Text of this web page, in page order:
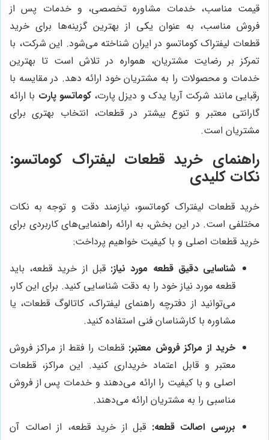
قیمت مناسب، خدمات مشاوره تخصصی، و خدمات پس از
فروش مناسب، به عنوان یکی از بهترین گزینه‌ها برای خرید
قطعات لیفتراک کوماتسو در ایران شناخته می‌شود. این شرکت، با
تمرکز بر رضایت مشتریان، همواره در تلاش است تا بهترین
خدمات و محصولات را به مشتریان خود ارائه دهد. در مقایسه با
رقبایی مانند شرکت آریا یدک و دیزل پارت،کوماتسو پارت با ارائه
گارانتی معتبر و تنوع بیشتر در قطعات، انتخاب بهتری برای
مشتریان است.
راهنمای خرید قطعات لیفتراک کوماتسو:
نکات کلیدی
خرید قطعات لیفتراک کوماتسو، نیازمند دقت و توجه به نکات
مختلفی است. در این بخش، به ارائه راهنمایی‌های کاربردی برای
خرید قطعات اصلی و با کیفیت خواهیم پرداخت:
شناسایی دقیق قطعه مورد نیاز: قبل از خرید قطعه، باید
قطعه مورد نیاز خود را به دقت شناسایی کنید. برای این کار،
می‌توانید از دفترچه راهنمای لیفتراک، کاتالوگ قطعات، یا
مشاوره با کارشناسان فنی استفاده کنید.
خرید از مراکز فروش معتبر: قطعات را فقط از مراکز فروش
معتبر و قابل اعتماد خریداری کنید. این مراکز، قطعات
اصلی و با کیفیت را ارائه می‌دهند و خدمات پس از فروش
مناسبی را به مشتریان ارائه می‌دهند.
بررسی اصالت قطعه: قبل از خرید قطعه، از اصالت آن